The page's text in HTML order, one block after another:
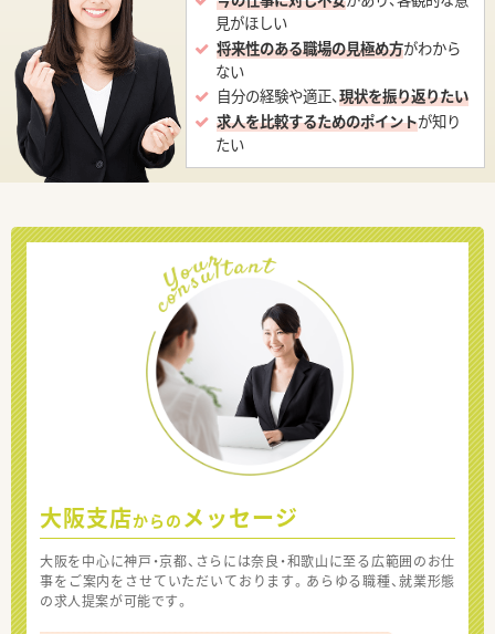
見がほしい
将来性のある職場の見極め方がわから
ない
自分の経験や適正、現状を振り返りたい
求人を比較するためのポイントが知り
たい
大阪支店からの メッセージ
大阪を中心に神戸・京都、さらには奈良・和歌山に至る広範囲のお仕
事をご案内をさせていただいております。あらゆる職種、就業形態
の求人提案が可能です。